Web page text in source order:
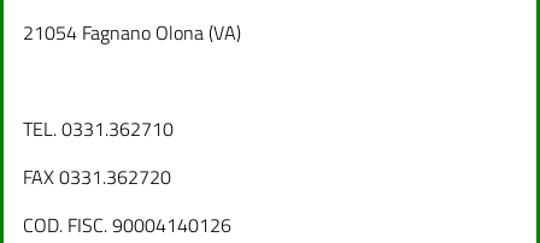
21054 Fagnano Olona (VA)
TEL. 0331.362710
FAX 0331.362720
COD. FISC. 90004140126